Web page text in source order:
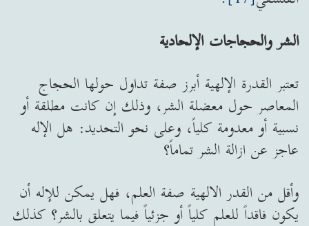
الشر والحجاجات الإلحادية
تعتبر القدرة الإلهية أبرز صفة تداول حولها الحجاج
المعاصر حول معضلة الشر، وذلك إن كانت مطلقة أو
نسبية أو معدومة كلياً، وعلى نحو التحديد: هل الإله
عاجز عن ازالة الشر تماماً؟
وأقل من القدر الالهية صفة العلم، فهل يمكن للإله أن
يكون فاقداً للعلم كلياً أو جزئياً فيما يتعلق بالشر؟ كذلك